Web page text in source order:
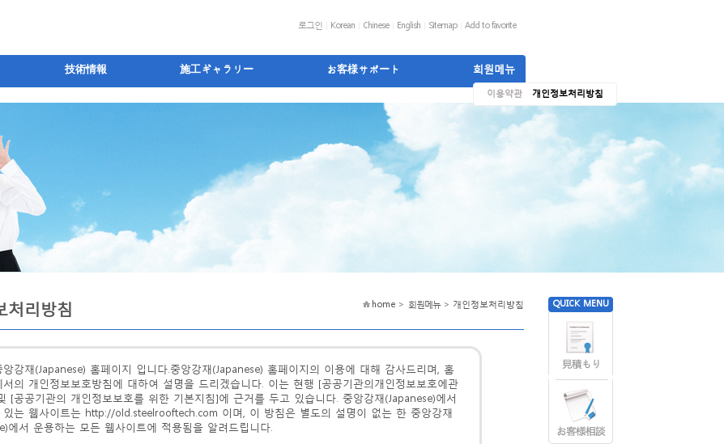
로그인 Korean Chinese English Sitemap Add to favorite
技術情報 施工ギャラリー お客様サポート 회원메뉴
이용약관 개인정보처리방침
처리방침 home > 회원메뉴> 개인정보처리방침
앙강재(Japanese) 홈페이지 입니다.중앙강재(Japanese) 홈페이지의 이용에 대해 감사드리며, 홈
의 개인정보보호방침에 대하여 설명을 드리겠습니다. 이는 현행 [공공기관의개인정보보호에관
[공공기관의 개인정보보호를 위한 기본지침]에 근거를 두고 있습니다. 중앙강재(Japanese)에서
있는 웹사이트는 http://old.steelrooftech.com 이며, 이 방침은 별도의 설명이 없는 한 중앙강재
에서 운용하는 모든 웹사이트에 적용됨을 알려드립니다.
QUICK MENU